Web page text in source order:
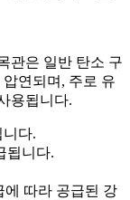
관은 일반 탄소 구
연되며, 주로 유
용됩니다.
니다.
됩니다.
에 따라 공급된 강